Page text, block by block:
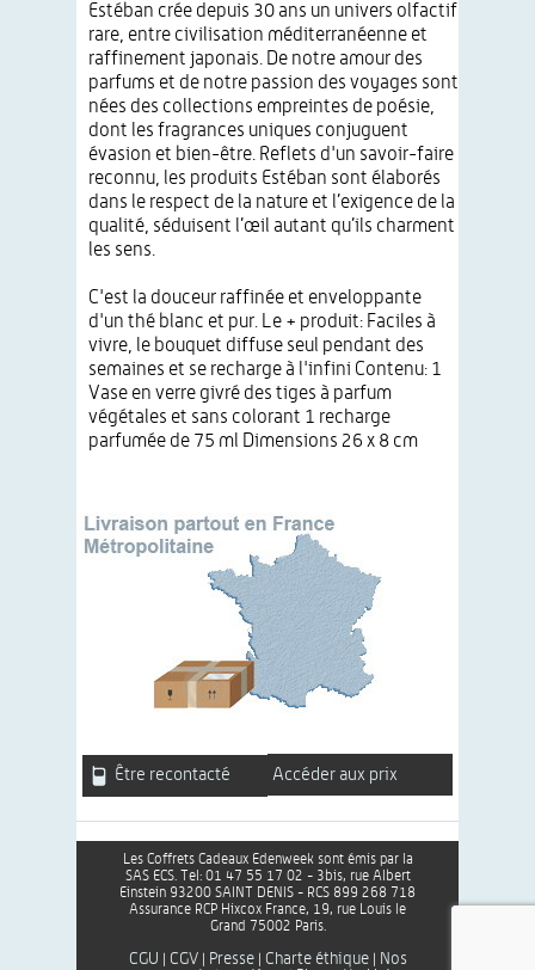
Estéban crée depuis 30 ans un univers olfactif
rare, entre civilisation méditerranéenne et
raffinement japonais. De notre amour des
parfums et de notre passion des voyages sont
nées des collections empreintes de poésie,
dont les fragrances uniques conjuguent
évasion et bien-être. Reflets d'un savoir-faire
reconnu, les produits Estéban sont élaborés
dans le respect de la nature et l’exigence de la
qualité, séduisent l’œil autant qu’ils charment
les sens.
C'est la douceur raffinée et enveloppante
d'un thé blanc et pur. Le + produit: Faciles à
vivre, le bouquet diffuse seul pendant des
semaines et se recharge à l'infini Contenu: 1
Vase en verre givré des tiges à parfum
végétales et sans colorant 1 recharge
parfumée de 75 ml Dimensions 26 x 8 cm
Être recontacté Accéder aux prix
Les Coffrets Cadeaux Edenweek sont émis par la
SAS ECS. Tel: 01 47 55 17 02 - 3bis, rue Albert
Einstein 93200 SAINT DENIS - RCS 899 268 718
Assurance RCP Hixcox France, 19, rue Louis le
Grand 75002 Paris.
CGU CGV| Presse| Charte éthique|
Nos